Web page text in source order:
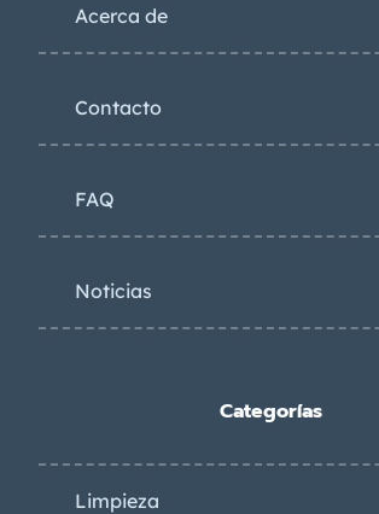
Acerca de
Contacto
FAQ
Noticias
Categorías
Limpieza